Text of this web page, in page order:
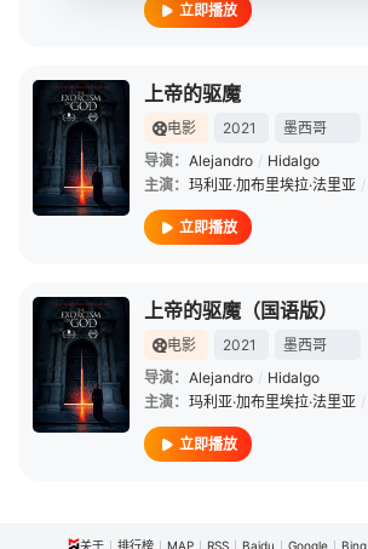
立即播放
上帝的驱魔
电影 2021
墨西哥
导演： Alejandro / Hidalgo
主演： 玛利亚·加布里埃拉·法里亚 /
立即播放
上帝的驱魔（国语版）
电影 2021
墨西哥
导演： Alejandro / Hidalgo
主演： 玛利亚·加布里埃拉·法里亚 /
立即播放
关于 排行榜 MAP RSS Baidu Google Bing